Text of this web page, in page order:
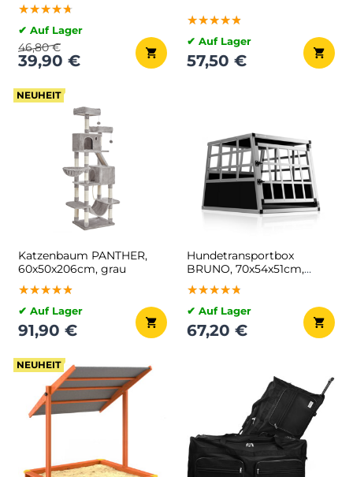
★★★★★
★★★★★
★★★★★
✔ Auf Lager
39,90 €
46,80 €
★★★★★
★★★★★
★★★★★
✔ Auf Lager
57,50 €
NEUHEIT
Katzenbaum PANTHER,
60x50x206cm, grau
★★★★★
★★★★★
★★★★★
✔ Auf Lager
91,90 €
Hundetransportbox
BRUNO, 70x54x51cm,
silber/schwarz
★★★★★
★★★★★
★★★★★
✔ Auf Lager
67,20 €
NEUHEIT